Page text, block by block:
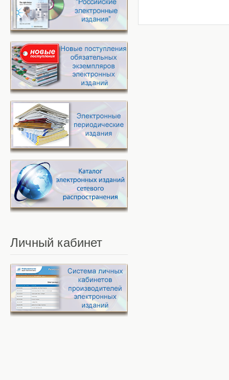
Личный кабинет